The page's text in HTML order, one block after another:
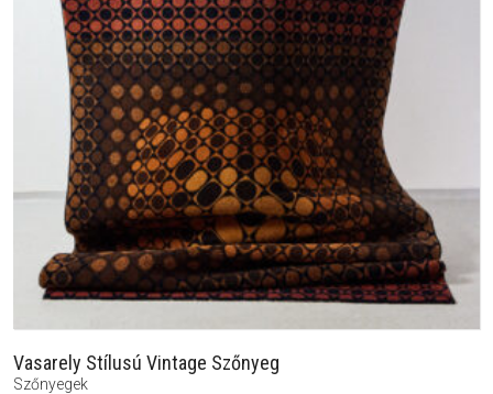
Vasarely Stílusú Vintage Szőnyeg
Szőnyegek